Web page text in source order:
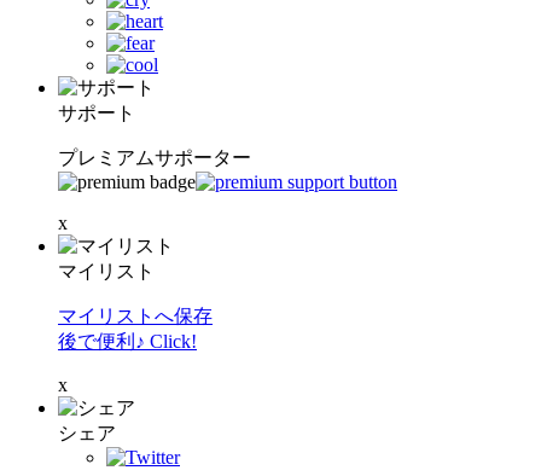
サポート
プレミアムサポーター
x
マイリスト
マイリストへ保存
後で便利♪ Click!
x
シェア